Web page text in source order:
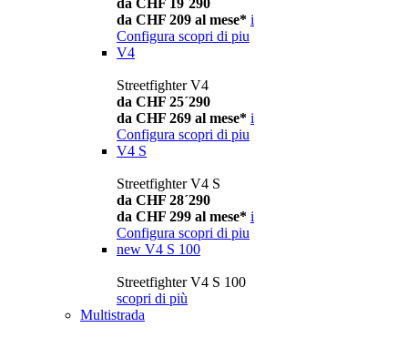
da CHF 19´290
da CHF 209 al mese* i
Configura scopri di piu
V4
Streetfighter V4
da CHF 25´290
da CHF 269 al mese* i
Configura scopri di piu
V4 S
Streetfighter V4 S
da CHF 28´290
da CHF 299 al mese* i
Configura scopri di piu
new V4 S 100
Streetfighter V4 S 100
scopri di più
Multistrada